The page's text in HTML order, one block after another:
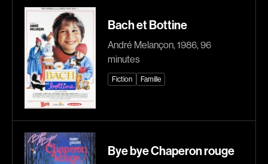
Comédies
Documentaires
Drames
Érotiques
Étudiants
Famille
Fantastiques
Fiction
Guerre
Historiques
Indépendants
Jeunesse
Musicaux
Romantiques
Science-fiction
Bach et Bottine
André Melançon, 1986, 96
minutes
Fiction Famille
Bye bye Chaperon rouge